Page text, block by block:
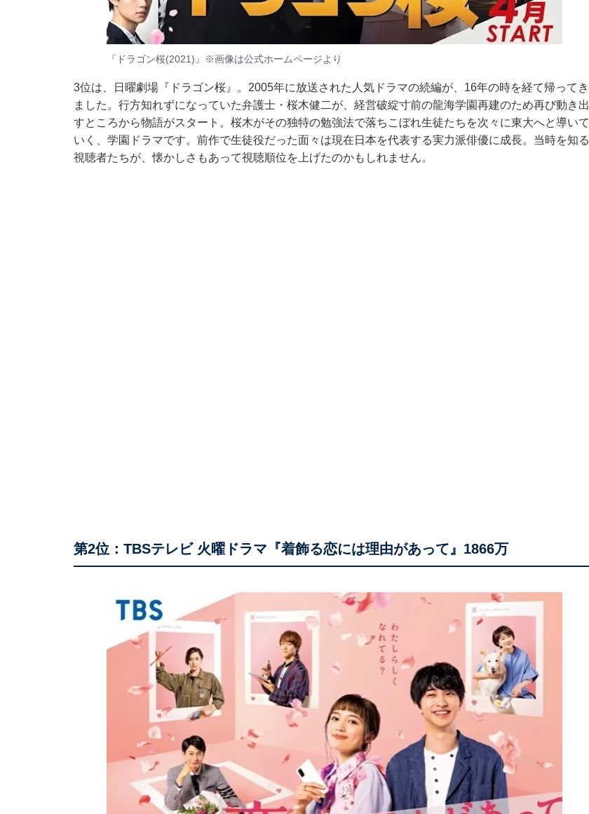
『ドラゴン桜(2021)』※画像は公式ホームページより
3位は、日曜劇場『ドラゴン桜』。2005年に放送された人気ドラマの続編が、16年の時を経て帰ってき
ました。行方知れずになっていた弁護士・桜木健二が、経営破綻寸前の龍海学園再建のため再び動き出
すところから物語がスタート。桜木がその独特の勉強法で落ちこぼれ生徒たちを次々に東大へと導いて
いく、学園ドラマです。前作で生徒役だった面々は現在日本を代表する実力派俳優に成長。当時を知る
視聴者たちが、懐かしさもあって視聴順位を上げたのかもしれません。
第2位：TBSテレビ 火曜ドラマ『着飾る恋には理由があって』1866万